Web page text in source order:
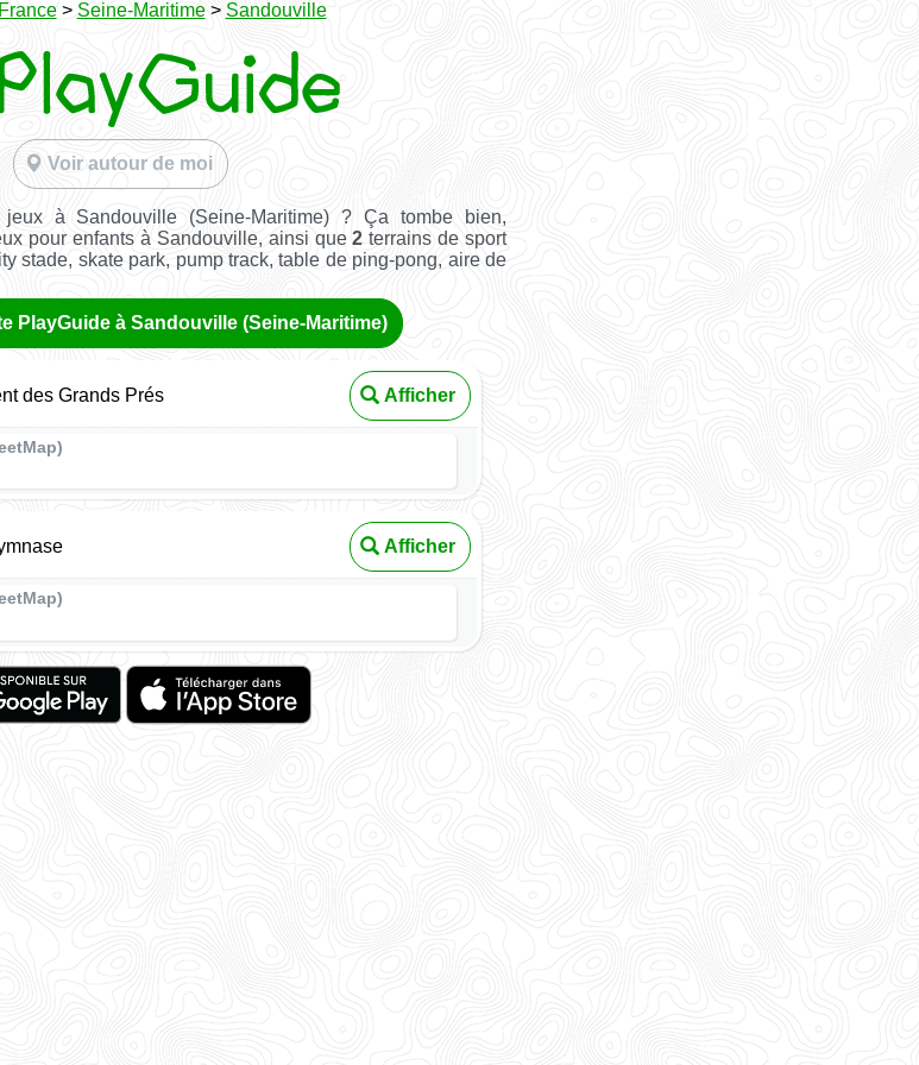
France> Seine-Maritime> Sandouville
Voir autour de moi
à Sandouville (Seine-Maritime) ? Ça tombe bien,
pour enfants à Sandouville, ainsi que2 terrains de sport
stade, skate park, pump track, table de ping-pong, aire de
PlayGuide à Sandouville (Seine-Maritime)
des Grands Prés Afficher
Afficher